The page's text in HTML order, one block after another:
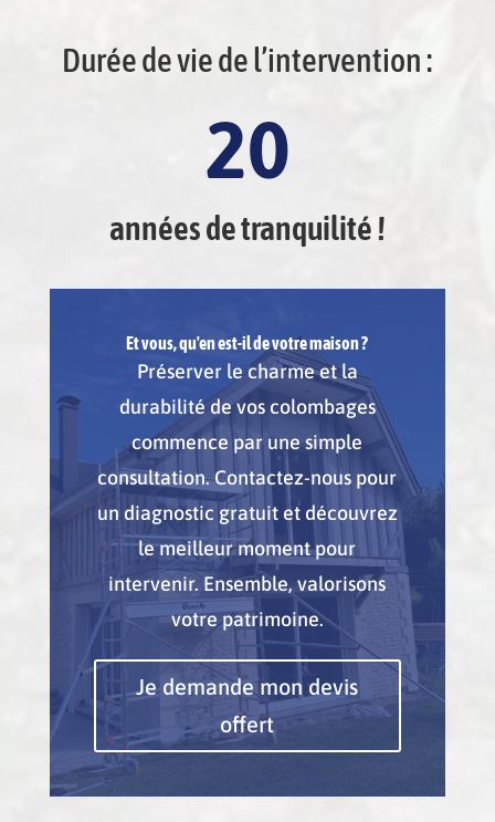
Durée de vie de l’intervention :
20
années de tranquilité !
Et vous, qu'en est-il de votre maison ?
Préserver le charme et la
durabilité de vos colombages
commence par une simple
consultation. Contactez-nous pour
un diagnostic gratuit et découvrez
le meilleur moment pour
intervenir. Ensemble, valorisons
votre patrimoine.
Je demande mon devis
offert